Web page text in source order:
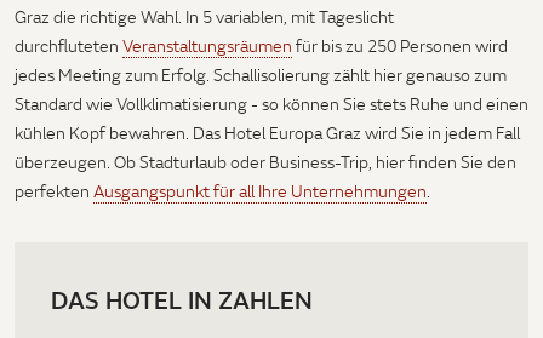
Graz die richtige Wahl. In 5 variablen, mit Tageslicht
durchfluteten Veranstaltungsräumen für bis zu 250 Personen wird
jedes Meeting zum Erfolg. Schallisolierung zählt hier genauso zum
Standard wie Vollklimatisierung - so können Sie stets Ruhe und einen
kühlen Kopf bewahren. Das Hotel Europa Graz wird Sie in jedem Fall
überzeugen. Ob Stadturlaub oder Business-Trip, hier finden Sie den
perfekten Ausgangspunkt für all Ihre Unternehmungen.
DAS HOTEL IN ZAHLEN